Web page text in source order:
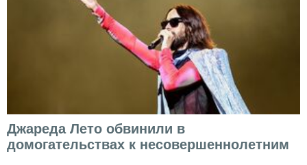
Джареда Лето обвинили в
домогательствах к несовершеннолетним